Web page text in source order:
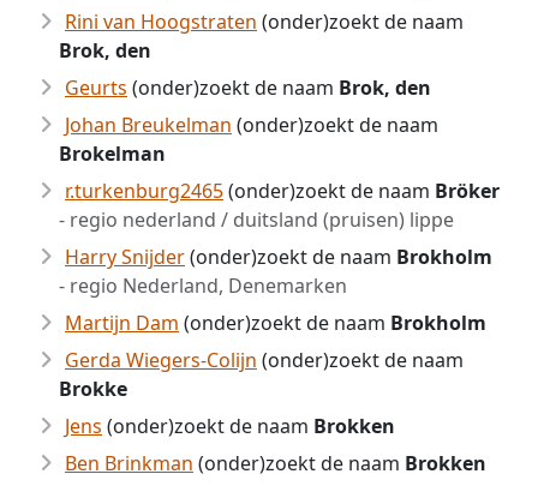
Rini van Hoogstraten (onder)zoekt de naam
Brok, den
Geurts (onder)zoekt de naam Brok, den
Johan Breukelman (onder)zoekt de naam
Brokelman
r.turkenburg2465(onder)zoekt de naam Bröker
- regio nederland / duitsland (pruisen) lippe
Harry Snijder(onder)zoekt de naam Brokholm
- regio Nederland, Denemarken
Martijn Dam (onder)zoekt de naam Brokholm
Gerda Wiegers-Colijn (onder)zoekt de naam
Brokke
Jens (onder)zoekt de naam Brokken
Ben Brinkman (onder)zoekt de naam Brokken